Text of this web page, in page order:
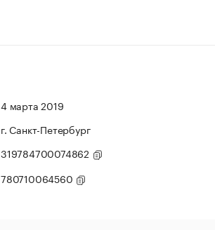
4 марта 2019
г. Санкт-Петербург
319784700074862
780710064560